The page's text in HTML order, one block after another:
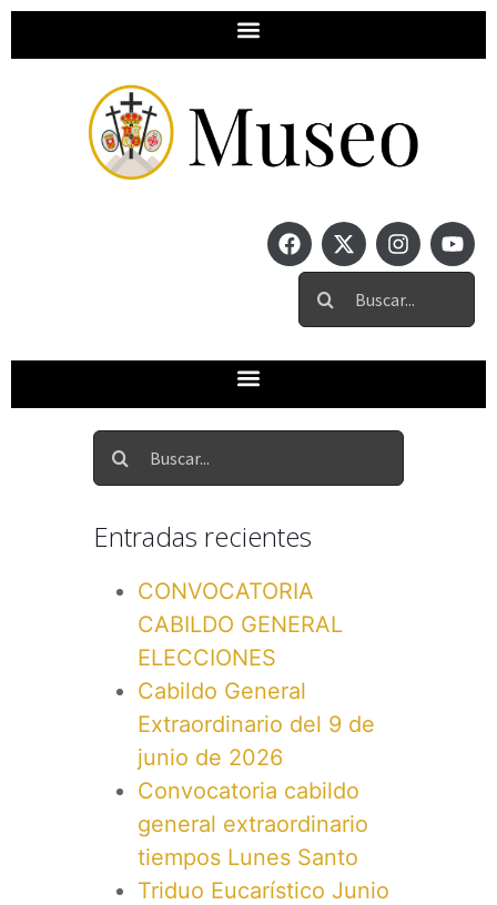
Entradas recientes
CONVOCATORIA
CABILDO GENERAL
ELECCIONES
Cabildo General
Extraordinario del 9 de
junio de 2026
Convocatoria cabildo
general extraordinario
tiempos Lunes Santo
Triduo Eucarístico Junio